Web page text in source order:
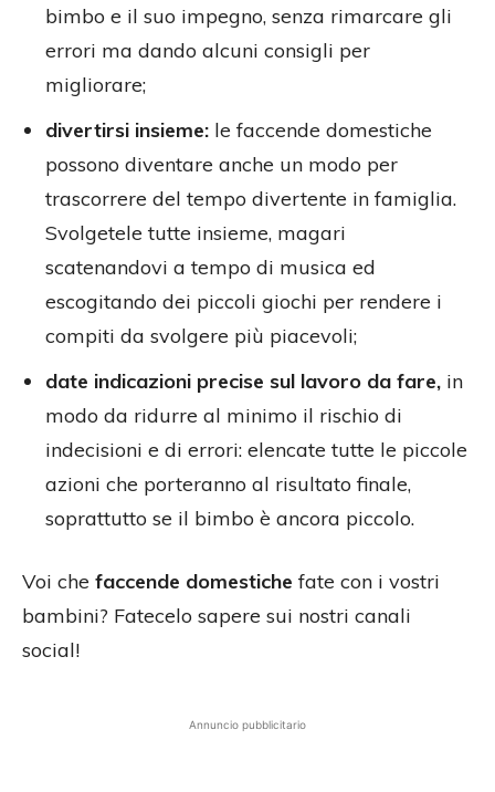
bimbo e il suo impegno, senza rimarcare gli
errori ma dando alcuni consigli per
migliorare;
divertirsi insieme: le faccende domestiche
possono diventare anche un modo per
trascorrere del tempo divertente in famiglia.
Svolgetele tutte insieme, magari
scatenandovi a tempo di musica ed
escogitando dei piccoli giochi per rendere i
compiti da svolgere più piacevoli;
date indicazioni precise sul lavoro da fare, in
modo da ridurre al minimo il rischio di
indecisioni e di errori: elencate tutte le piccole
azioni che porteranno al risultato finale,
soprattutto se il bimbo è ancora piccolo.
Voi che faccende domestiche fate con i vostri
bambini? Fatecelo sapere sui nostri canali
social!
Annuncio pubblicitario